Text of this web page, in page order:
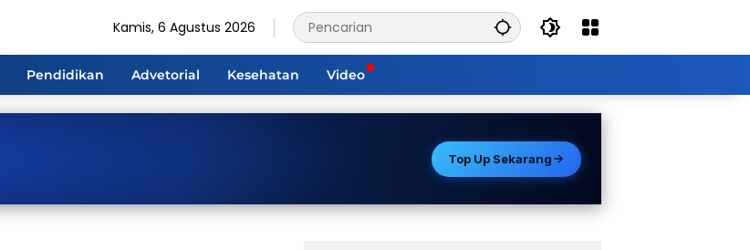
Kamis, 6 Agustus 2026
Pendidikan Advetorial Kesehatan Video
Top Up Sekarang